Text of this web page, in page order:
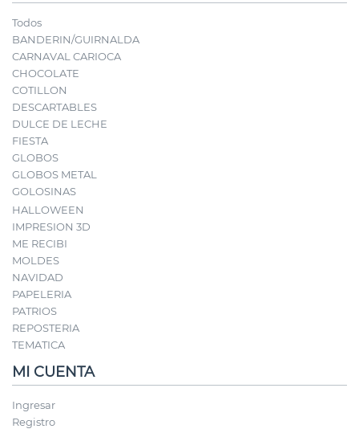
Todos
BANDERIN/GUIRNALDA
CARNAVAL CARIOCA
CHOCOLATE
COTILLON
DESCARTABLES
DULCE DE LECHE
FIESTA
GLOBOS
GLOBOS METAL
GOLOSINAS
HALLOWEEN
IMPRESION 3D
ME RECIBI
MOLDES
NAVIDAD
PAPELERIA
PATRIOS
REPOSTERIA
TEMATICA
MI CUENTA
Ingresar
Registro